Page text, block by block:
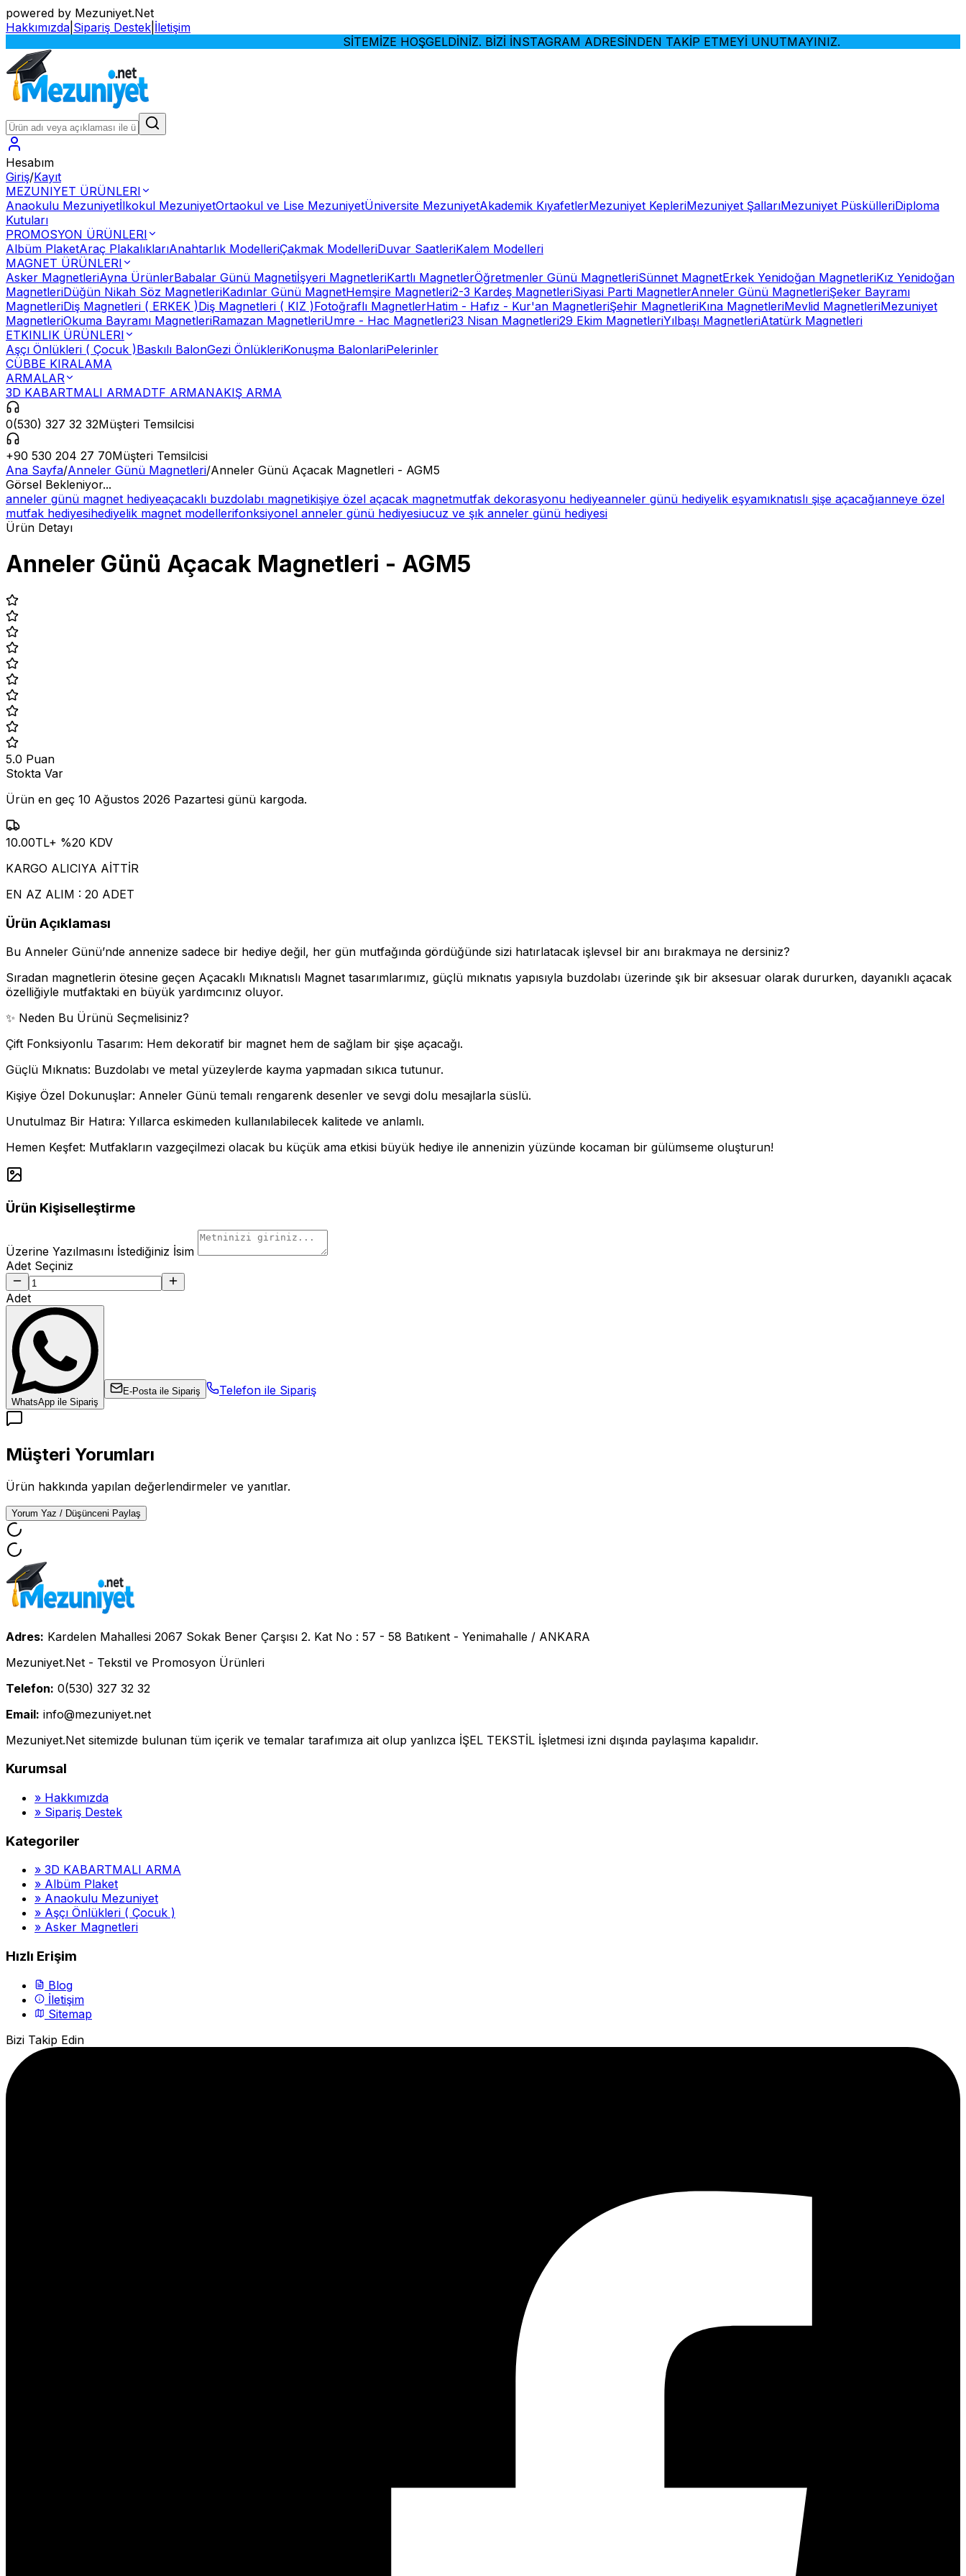
powered by Mezuniyet.Net
Hakkımızda Sipariş Destek İletişim
SİTEMİZE HOŞGELDİNİZ. BİZİ İNSTAGRAM ADRESİNDEN TAKİP ETMEYİ UNUTMAYINIZ.
Hesabım
Giriş/Kayıt
MEZUNIYET ÜRÜNLERI
Anaokulu Mezuniyetİlkokul MezuniyetOrtaokul ve Lise MezuniyetÜniversite MezuniyetAkademik KıyafetlerMezuniyet KepleriMezuniyet ŞallarıMezuniyet PüskülleriDiploma
Kutuları
PROMOSYON ÜRÜNLERI
Albüm PlaketAraç PlakalıklarıAnahtarlık ModelleriÇakmak ModelleriDuvar SaatleriKalem Modelleri
MAGNET ÜRÜNLERI
Asker MagnetleriAyna ÜrünlerBabalar Günü Magnetiİşyeri MagnetleriKartlı MagnetlerÖğretmenler Günü MagnetleriSünnet MagnetErkek Yenidoğan MagnetleriKız Yenidoğan
MagnetleriDüğün Nikah Söz MagnetleriKadınlar Günü MagnetHemşire Magnetleri2-3 Kardeş MagnetleriSiyasi Parti MagnetlerAnneler Günü MagnetleriŞeker Bayramı
MagnetleriDiş Magnetleri ( ERKEK )Diş Magnetleri ( KIZ )Fotoğraflı MagnetlerHatim - Hafız - Kur'an MagnetleriŞehir MagnetleriKına MagnetleriMevlid MagnetleriMezuniyet
MagnetleriOkuma Bayramı MagnetleriRamazan MagnetleriUmre - Hac Magnetleri23 Nisan Magnetleri29 Ekim MagnetleriYılbaşı MagnetleriAtatürk Magnetleri
ETKINLIK ÜRÜNLERI
Aşçı Önlükleri ( Çocuk )Baskılı BalonGezi ÖnlükleriKonuşma BalonlariPelerinler
CÜBBE KIRALAMA
ARMALAR
3D KABARTMALI ARMADTF ARMANAKIŞ ARMA
0(530) 327 32 32Müşteri Temsilcisi
+90 530 204 27 70Müşteri Temsilcisi
Ana Sayfa/Anneler Günü Magnetleri/Anneler Günü Açacak Magnetleri - AGM5
Görsel Bekleniyor...
anneler günü magnet hediyeaçacaklı buzdolabı magnetikişiye özel açacak magnetmutfak dekorasyonu hediyeanneler günü hediyelik eşyamıknatıslı şişe açacağıanneye özel
mutfak hediyesihediyelik magnet modellerifonksiyonel anneler günü hediyesiucuz ve şık anneler günü hediyesi
Ürün Detayı
Anneler Günü Açacak Magnetleri - AGM5
5.0 Puan
Stokta Var
Ürün en geç 10 Ağustos 2026 Pazartesi günü kargoda.
10.00TL+ %20 KDV
KARGO ALICIYA AİTTİR
EN AZ ALIM : 20 ADET
Ürün Açıklaması
Bu Anneler Günü’nde annenize sadece bir hediye değil, her gün mutfağında gördüğünde sizi hatırlatacak işlevsel bir anı bırakmaya ne dersiniz?
Sıradan magnetlerin ötesine geçen Açacaklı Mıknatıslı Magnet tasarımlarımız, güçlü mıknatıs yapısıyla buzdolabı üzerinde şık bir aksesuar olarak dururken, dayanıklı açacak
özelliğiyle mutfaktaki en büyük yardımcınız oluyor.
✨ Neden Bu Ürünü Seçmelisiniz?
Çift Fonksiyonlu Tasarım: Hem dekoratif bir magnet hem de sağlam bir şişe açacağı.
Güçlü Mıknatıs: Buzdolabı ve metal yüzeylerde kayma yapmadan sıkıca tutunur.
Kişiye Özel Dokunuşlar: Anneler Günü temalı rengarenk desenler ve sevgi dolu mesajlarla süslü.
Unutulmaz Bir Hatıra: Yıllarca eskimeden kullanılabilecek kalitede ve anlamlı.
Hemen Keşfet: Mutfakların vazgeçilmezi olacak bu küçük ama etkisi büyük hediye ile annenizin yüzünde kocaman bir gülümseme oluşturun!
Ürün Kişiselleştirme
Üzerine Yazılmasını İstediğiniz İsim
Adet Seçiniz
Adet
WhatsApp ile Sipariş
E-Posta ile Sipariş Telefon ile Sipariş
Müşteri Yorumları
Ürün hakkında yapılan değerlendirmeler ve yanıtlar.
Yorum Yaz / Düşünceni Paylaş
Adres: Kardelen Mahallesi 2067 Sokak Bener Çarşısı 2. Kat No : 57 - 58 Batıkent - Yenimahalle / ANKARA
Mezuniyet.Net - Tekstil ve Promosyon Ürünleri
Telefon: 0(530) 327 32 32
Email: info@mezuniyet.net
Mezuniyet.Net sitemizde bulunan tüm içerik ve temalar tarafımıza ait olup yanlızca İŞEL TEKSTİL İşletmesi izni dışında paylaşıma kapalıdır.
Kurumsal
» Hakkımızda
» Sipariş Destek
Kategoriler
» 3D KABARTMALI ARMA
» Albüm Plaket
» Anaokulu Mezuniyet
» Aşçı Önlükleri ( Çocuk )
» Asker Magnetleri
Hızlı Erişim
Blog
İletişim
Sitemap
Bizi Takip Edin